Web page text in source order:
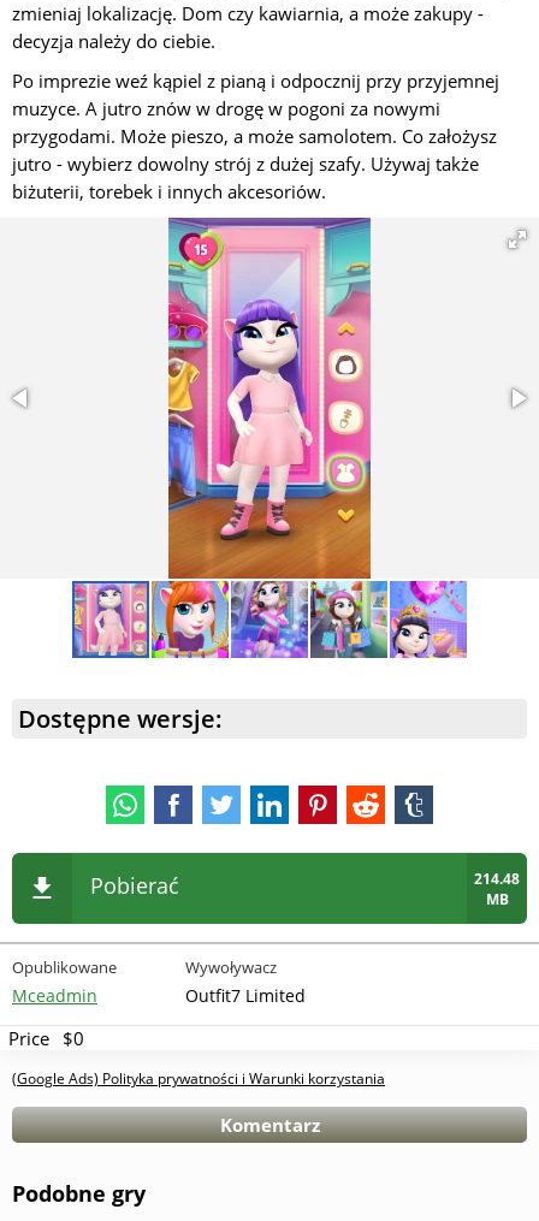
zmieniaj lokalizację. Dom czy kawiarnia, a może zakupy -
decyzja należy do ciebie.
Po imprezie weź kąpiel z pianą i odpocznij przy przyjemnej
muzyce. A jutro znów w drogę w pogoni za nowymi
przygodami. Może pieszo, a może samolotem. Co założysz
jutro - wybierz dowolny strój z dużej szafy. Używaj także
biżuterii, torebek i innych akcesoriów.
Dostępne wersje:
Pobierać
214.48
MB
Opublikowane
Mceadmin
Wywoływacz
Outfit7 Limited
Price $0
(Google Ads) Polityka prywatności i Warunki korzystania
Komentarz
Podobne gry